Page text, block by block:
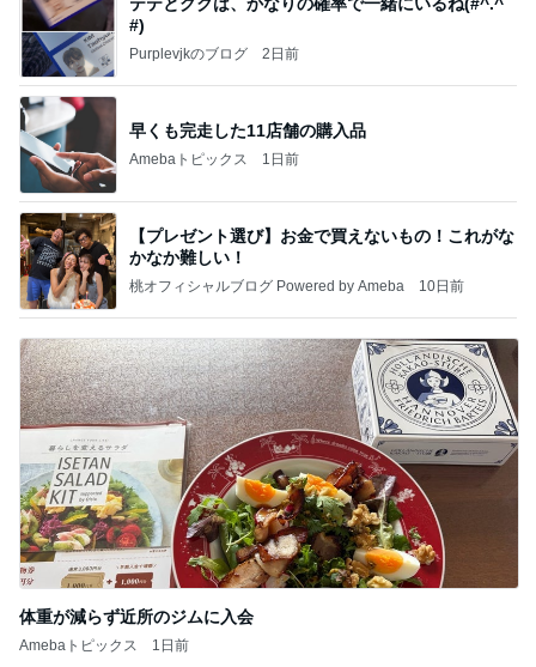
#)
Purplevjkのブログ 2日前
早くも完走した11店舗の購入品
Amebaトピックス 1日前
【プレゼント選び】お金で買えないもの！これがな
かなか難しい！
桃オフィシャルブログ Powered by Ameba 10日前
体重が減らず近所のジムに入会
Amebaトピックス 1日前